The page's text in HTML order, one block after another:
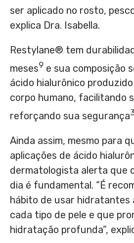
ser aplicado no rosto,
explica Dra. Isabella.
Restylane® tem
meses9 e sua composição
ácido hialurônico
corpo humano, facilitando
reforçando sua segurança
Ainda assim, mesmo para
aplicações de ácido
dermatologista alerta que
dia é fundamental. “É
hábito de usar hidratantes
cada tipo de pele e que
hidratação profunda”,